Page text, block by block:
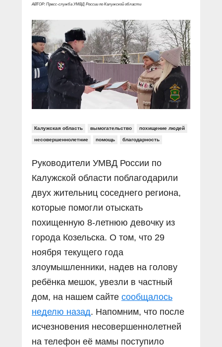
Социальные ролики
Документальные фильмы
Прямой разговор
Специальный репортаж
КиберПОСТОВОЙ
Журнал «Полиция России»
Контакты
Вакансии
АВТОР: Пресс-служба УМВД России по Калужской области
Калужская область вымогательство похищение людей
несовершеннолетние помощь благодарность
Руководители УМВД России по
Калужской области поблагодарили
двух жительниц соседнего региона,
которые помогли отыскать
похищенную 8-летнюю девочку из
города Козельска. О том, что 29
ноября текущего года
злоумышленники, надев на голову
ребёнка мешок, увезли в частный
дом, на нашем сайте сообщалось
неделю назад. Напомним, что после
исчезновения несовершеннолетней
на телефон её мамы поступило